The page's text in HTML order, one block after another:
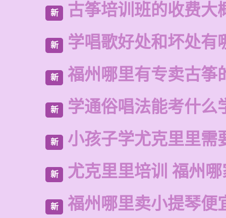
新 古筝培训班的收费大
新 学唱歌好处和坏处有
新 福州哪里有专卖古筝
新 学通俗唱法能考什么
新 小孩子学尤克里里需
新 尤克里里培训 福州
新 福州哪里卖小提琴便